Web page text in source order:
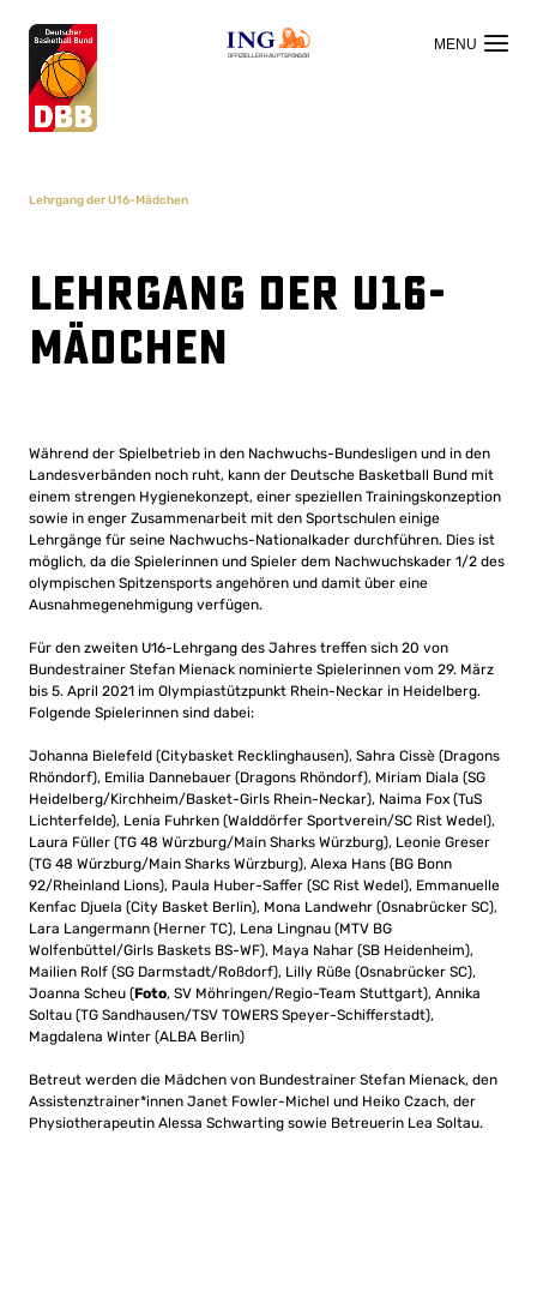
OFFIZIELLER HAUPTSPONSOR
Lehrgang der U16-Mädchen
Lehrgang der U16-
Mädchen
Während der Spielbetrieb in den Nachwuchs-Bundesligen und in den
Landesverbänden noch ruht, kann der Deutsche Basketball Bund mit
einem strengen Hygienekonzept, einer speziellen Trainingskonzeption
sowie in enger Zusammenarbeit mit den Sportschulen einige
Lehrgänge für seine Nachwuchs-Nationalkader durchführen. Dies ist
möglich, da die Spielerinnen und Spieler dem Nachwuchskader 1/2 des
olympischen Spitzensports angehören und damit über eine
Ausnahmegenehmigung verfügen.
Für den zweiten U16-Lehrgang des Jahres treffen sich 20 von
Bundestrainer Stefan Mienack nominierte Spielerinnen vom 29. März
bis 5. April 2021 im Olympiastützpunkt Rhein-Neckar in Heidelberg.
Folgende Spielerinnen sind dabei:
Johanna Bielefeld (Citybasket Recklinghausen), Sahra Cissè (Dragons
Rhöndorf), Emilia Dannebauer (Dragons Rhöndorf), Miriam Diala (SG
Heidelberg/Kirchheim/Basket-Girls Rhein-Neckar), Naima Fox (TuS
Lichterfelde), Lenia Fuhrken (Walddörfer Sportverein/SC Rist Wedel),
Laura Füller (TG 48 Würzburg/Main Sharks Würzburg), Leonie Greser
(TG 48 Würzburg/Main Sharks Würzburg), Alexa Hans (BG Bonn
92/Rheinland Lions), Paula Huber-Saffer (SC Rist Wedel), Emmanuelle
Kenfac Djuela (City Basket Berlin), Mona Landwehr (Osnabrücker SC),
Lara Langermann (Herner TC), Lena Lingnau (MTV BG
Wolfenbüttel/Girls Baskets BS-WF), Maya Nahar (SB Heidenheim),
Mailien Rolf (SG Darmstadt/Roßdorf), Lilly Rüße (Osnabrücker SC),
Joanna Scheu (Foto, SV Möhringen/Regio-Team Stuttgart), Annika
Soltau (TG Sandhausen/TSV TOWERS Speyer-Schifferstadt),
Magdalena Winter (ALBA Berlin)
Betreut werden die Mädchen von Bundestrainer Stefan Mienack, den
Assistenztrainer*innen Janet Fowler-Michel und Heiko Czach, der
Physiotherapeutin Alessa Schwarting sowie Betreuerin Lea Soltau.